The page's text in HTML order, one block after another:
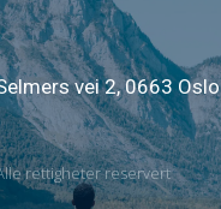
vei 2, 0663 Oslo
rettigheter reservert